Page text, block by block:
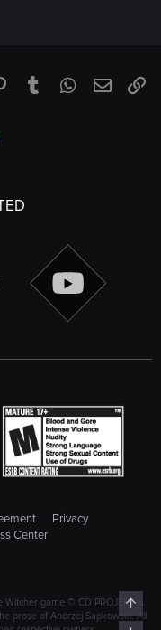
PinterestTumblrWhatsApp
Email
Privacy
Center
Witcher game © CD PROJEKT S.
prose of Andrzej Sapkowski. All
Top